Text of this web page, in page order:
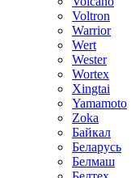
Voltron
Warrior
Wert
Wester
Wortex
Xingtai
Yamamoto
Zoka
Байкал
Беларусь
Белмаш